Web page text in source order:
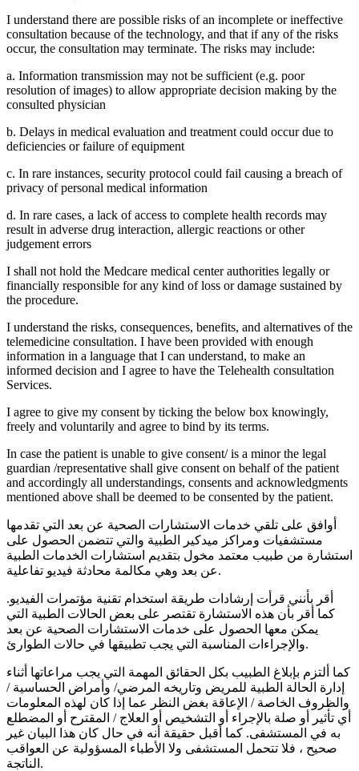
I understand there are possible risks of an incomplete or ineffective
consultation because of the technology, and that if any of the risks
occur, the consultation may terminate. The risks may include:
a. Information transmission may not be sufficient (e.g. poor
resolution of images) to allow appropriate decision making by the
consulted physician
b. Delays in medical evaluation and treatment could occur due to
deficiencies or failure of equipment
c. In rare instances, security protocol could fail causing a breach of
privacy of personal medical information
d. In rare cases, a lack of access to complete health records may
result in adverse drug interaction, allergic reactions or other
judgement errors
I shall not hold the Medcare medical center authorities legally or
financially responsible for any kind of loss or damage sustained by
the procedure.
I understand the risks, consequences, benefits, and alternatives of the
telemedicine consultation. I have been provided with enough
information in a language that I can understand, to make an
informed decision and I agree to have the Telehealth consultation
Services.
I agree to give my consent by ticking the below box knowingly,
freely and voluntarily and agree to bind by its terms.
In case the patient is unable to give consent/ is a minor the legal
guardian /representative shall give consent on behalf of the patient
and accordingly all understandings, consents and acknowledgments
mentioned above shall be deemed to be consented by the patient.
أوافق على تلقي خدمات الاستشارات الصحية عن بعد التي تقدمها
مستشفيات ومراكز ميدكير الطبية والتي تتضمن الحصول على
استشارة من طبيب معتمد مخول بتقديم استشارات الخدمات الطبية
عن بعد وهي مكالمة محادثة فيديو تفاعلية.
أقر بأنني قرأت إرشادات طريقة استخدام تقنية مؤتمرات الفيديو.
كما أقر بأن هذه الاستشارة تقتصر على بعض الحالات الطبية التي
يمكن معها الحصول على خدمات الاستشارات الصحية عن بعد
والإجراءات المناسبة التي يجب تطبيقها في حالات الطوارئ.
كما ألتزم بإبلاغ الطبيب بكل الحقائق المهمة التي يجب مراعاتها أثناء
إدارة الحالة الطبية للمريض وتاريخه المرضي/ وأمراض الحساسية /
والظروف الخاصة / الإعاقة بغض النظر عما إذا كان لهذه المعلومات
أي تأثير أو صلة بالإجراء أو التشخيص أو العلاج / المقترح أو المضطلع
به في المستشفى. كما أقبل حقيقة أنه في حال كان هذا البيان غير
صحيح ، فلا تتحمل المستشفى ولا الأطباء المسؤولية عن العواقب
الناتجة.